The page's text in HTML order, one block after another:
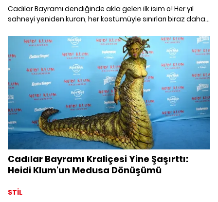
Cadılar Bayramı dendiğinde akla gelen ilk isim o! Her yıl
sahneyi yeniden kuran, her kostümüyle sınırları biraz daha
Klum'un geçmişten günümüze tüm "Halloween"
görünümleri merceğimiz altında.
Cadılar Bayramı Kraliçesi Yine Şaşırttı:
Heidi Klum'un Medusa Dönüşümü
STİL